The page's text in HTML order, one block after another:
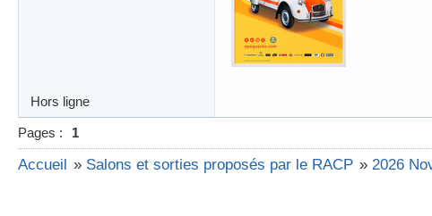
Hors ligne
Pages : 1
Accueil » Salons et sorties proposés par le RACP » 2026